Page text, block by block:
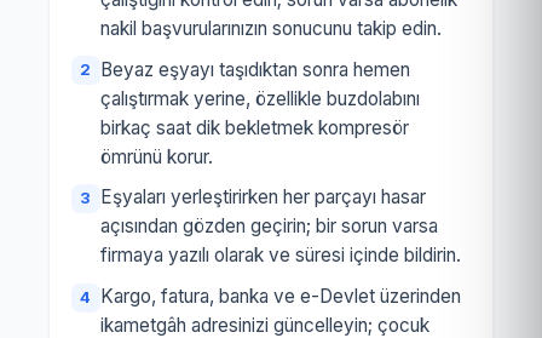
nakil başvurularınızın sonucunu takip edin.
Beyaz eşyayı taşıdıktan sonra hemen
çalıştırmak yerine, özellikle buzdolabını
birkaç saat dik bekletmek kompresör
ömrünü korur.
Eşyaları yerleştirirken her parçayı hasar
açısından gözden geçirin; bir sorun varsa
firmaya yazılı olarak ve süresi içinde bildirin.
Kargo, fatura, banka ve e-Devlet üzerinden
ikametgâh adresinizi güncelleyin; çocuk